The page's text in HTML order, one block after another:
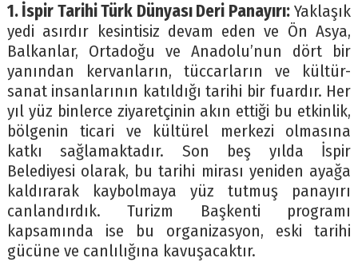
1. İspir Tarihi Türk Dünyası Deri Panayırı:Yaklaşık
yedi asırdır kesintisiz devam eden ve Ön Asya,
Balkanlar, Ortadoğu ve Anadolu’nun dört bir
yanından kervanların, tüccarların ve kültür-
sanat insanlarının katıldığı tarihi bir fuardır. Her
yıl yüz binlerce ziyaretçinin akın ettiği bu etkinlik,
bölgenin ticari ve kültürel merkezi olmasına
katkı sağlamaktadır. Son beş yılda İspir
Belediyesi olarak, bu tarihi mirası yeniden ayağa
kaldırarak kaybolmaya yüz tutmuş panayırı
canlandırdık. Turizm Başkenti programı
kapsamında ise bu organizasyon, eski tarihi
gücüne ve canlılığına kavuşacaktır.